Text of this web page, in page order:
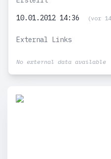
10.01.2012 14:36
(vor
External Links
No external data available